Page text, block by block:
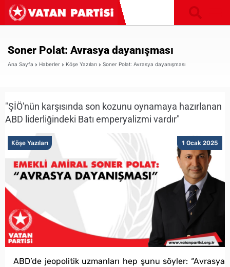
Soner Polat: Avrasya dayanışması
Ana Sayfa Haberler Köşe Yazıları Soner Polat: Avrasya dayanışması
"ŞİÖ'nün karşısında son kozunu oynamaya hazırlanan
ABD liderliğindeki Batı emperyalizmi vardır"
1 Ocak 2025
Köşe Yazıları
ABD’de jeopolitik uzmanları hep şunu söyler: “Avrasya